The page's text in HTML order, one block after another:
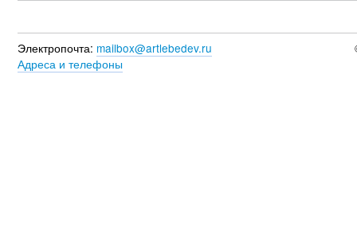
Электропочта: mailbox@artlebedev.ru
Адреса и телефоны